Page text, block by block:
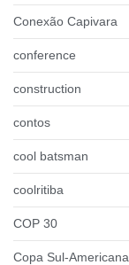
Conexão Capivara
conference
construction
contos
cool batsman
coolritiba
COP 30
Copa Sul-Americana